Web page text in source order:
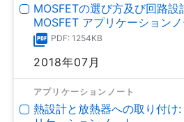
MOSFETの選び方及び回路
MOSFET アプリケーションノ
PDF: 1254KB
2018年07月
アプリケーションノート
熱設計と放熱器への取り付け